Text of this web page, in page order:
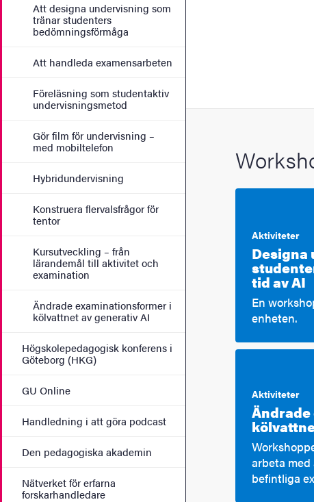
Att designa undervisning som
tränar studenters
bedömningsförmåga
Att handleda examensarbeten
Föreläsning som studentaktiv
undervisningsmetod
Gör film för undervisning –
med mobiltelefon
Hybridundervisning
Konstruera flervalsfrågor för
tentor
Kursutveckling – från
lärandemål till aktivitet och
examination
Ändrade examinationsformer i
kölvattnet av generativ AI
Högskolepedagogisk konferens i
Göteborg (HKG)
GU Online
Handledning i att göra podcast
Den pedagogiska akademin
Nätverket för erfarna
forskarhandledare
Aktiviteter
Designa
tid av AI
En
enheten.
Aktiviteter
arbeta
befintliga